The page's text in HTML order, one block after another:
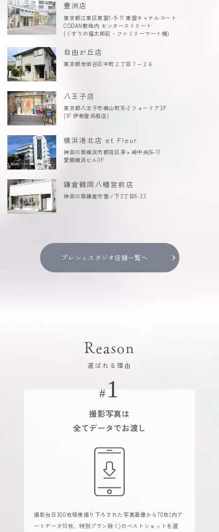
豊洲店
東京都江東区東雲1-9-11 東雲キャナルコート
CODAN敷地内 センターストリート
(くすりの福太郎前・ファミリーマート横)
自由が丘店
東京都世田谷区中町２丁目７−２６
八王子店
東京都八王子市横山町18-2 フォーリア3F
(1F 伊勢屋呉服店)
横浜港北店 et Fleur
神奈川県横浜市都筑区茅ヶ崎中央26-17
愛眼横浜ビル3F
鎌倉鶴岡八幡宮前店
神奈川県鎌倉市雪ノ下3丁目8-33
プレシュスタジオ店舗一覧へ
Reason
選ばれる理由
撮影写真は
全てデータでお渡し
撮影当日300枚程度撮り下ろされた写真画像から70枚(内ア
ートデータ10枚、特別プラン除く)のベストショットを選